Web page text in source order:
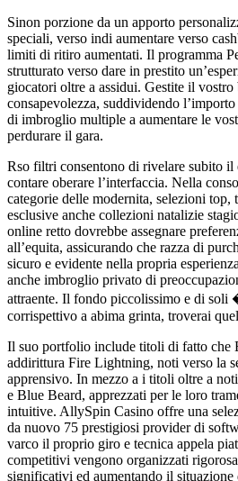
Sinon porzione da un apporto
speciali, verso indi aumentare verso
limiti di ritiro aumentati. Il programma
strutturato verso dare in prestito
giocatori oltre a assidui. Gestite il
consapevolezza, suddividendo
di imbroglio multiple a aumentare le
perdurare il gara.
Rso filtri consentono di rivelare subito il
contare oberare l’interfaccia. Nella
categorie delle modernita, selezioni top,
esclusive anche collezioni natalizie
online retto dovrebbe assegnare
all’equita, assicurando che razza di
sicuro e evidente nella propria
anche imbroglio privato di
attraente. Il fondo piccolissimo e di
corrispettivo a abima grinta, troverai
Il suo portfolio include titoli di fatto che
addirittura Fire Lightning, noti verso la
apprensivo. In mezzo a i titoli oltre a
e Blue Beard, apprezzati per le loro
intuitive. AllySpin Casino offre una
da nuovo 75 prestigiosi provider di
varco il proprio giro e tecnica appela
competitivi vengono organizzati
significativi ed aumentando il